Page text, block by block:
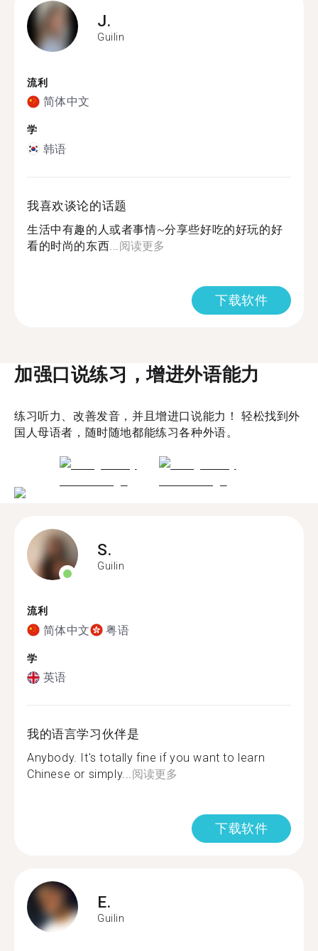
J.
Guilin
流利
简体中文
学
韩语
我喜欢谈论的话题
生活中有趣的人或者事情~分享些好吃的好玩的好
看的时尚的东西... 阅读更多
下载软件
加强口说练习，增进外语能力
练习听力、改善发音，并且增进口说能力！ 轻松找到外
国人母语者，随时随地都能练习各种外语。
S.
Guilin
流利
简体中文 粤语
学
英语
我的语言学习伙伴是
Anybody. It's totally fine if you want to learn
Chinese or simply...阅读更多
下载软件
E.
Guilin